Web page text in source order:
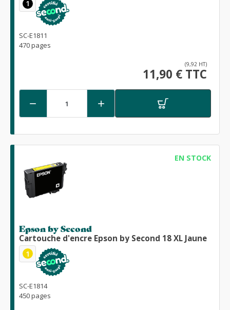
1
SC-E1811
470 pages
(9,92 HT)
11,90 € TTC
 
EN STOCK
Epson by Second
Cartouche d'encre Epson by Second 18 XL Jaune
1
SC-E1814
450 pages